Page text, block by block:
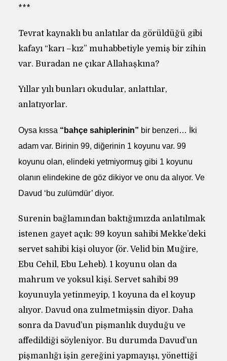
***
Tevrat kaynaklı bu anlatılar da görüldüğü gibi
kafayı “karı –kız” muhabbetiyle yemiş bir zihin
var. Buradan ne çıkar Allahaşkına?
Yıllar yılı bunları okudular, anlattılar,
anlatıyorlar.
Oysa kıssa “bahçe sahiplerinin” bir benzeri… İki
adam var. Birinin 99, diğerinin 1 koyunu var. 99
koyunu olan, elindeki yetmiyormuş gibi 1 koyunu
olanın elindekine de göz dikiyor ve onu da alıyor. Ve
Davud ‘bu zulümdür’ diyor.
Surenin bağlamından baktığımızda anlatılmak
istenen gayet açık: 99 koyun sahibi Mekke’deki
servet sahibi kişi oluyor (ör. Velid bin Muğire,
Ebu Cehil, Ebu Leheb). 1 koyunu olan da
mahrum ve yoksul kişi. Servet sahibi 99
koyunuyla yetinmeyip, 1 koyuna da el koyup
alıyor. Davud ona zulmetmişsin diyor. Daha
sonra da Davud’un pişmanlık duyduğu ve
affedildiği söyleniyor. Bu durumda Davud’un
pişmanlığı işin gereğini yapmayışı, yönettiği